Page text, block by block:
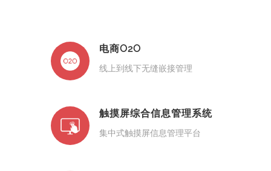
电商O2O
线上到线下无缝嵌接管理
触摸屏综合信息管理系统
集中式触摸屏信息管理平台